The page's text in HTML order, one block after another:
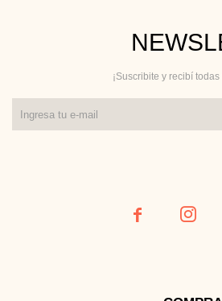
¡Suscribite y recibí
 